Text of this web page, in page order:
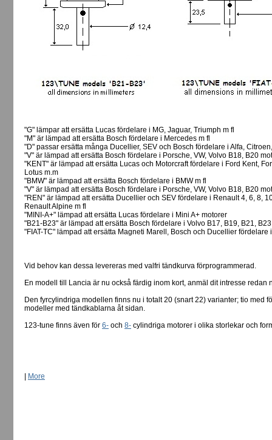
"G" lämpar att ersätta Lucas fördelare i MG, Jaguar, Triumph m fl
"M" är lämpad att ersätta Bosch fördelare i Mercedes m fl
"D" passar ersätta många Ducellier, SEV och Bosch fördelare i Alfa,
"V" är lämpad att ersätta Bosch fördelare i Porsche, VW, Volvo B18, B20
"KENT" är lämpad att ersätta Lucas och Motorcraft fördelare i Ford Kent,
Lotus m.m
"BMW" är lämpad att ersätta Bosch fördelare i BMW m fl
"V" är lämpad att ersätta Bosch fördelare i Porsche, VW, Volvo B18, B20
"REN" är lämpad att ersätta Ducellier och SEV fördelare i Renault 4, 6, 8,
Renault Alpine m fl
"MINI-A+" lämpad att ersätta Lucas fördelare i Mini A+ motorer
"B21-B23" är lämpad att ersätta Bosch fördelare i Volvo B17, B19, B21,
"FIAT-TC" lämpad att ersätta Magneti Marell, Bosch och Ducellier fördelare
Vid behov kan dessa levereras med valfri tändkurva förprogrammerad.
En modell till Lancia är nu också färdig inom kort, anmäl dit intresse redan
Den fyrcylindriga modellen finns nu i totalt 20 (snart 22) varianter; tio med
modeller med tändkablarna åt sidan.
123-tune finns även för 6- och 8- cylindriga motorer i olika storlekar och
More